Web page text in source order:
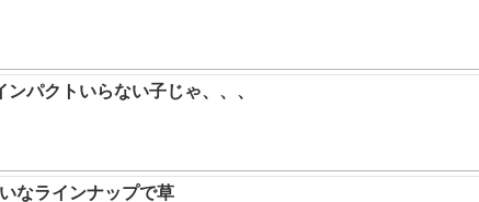
パクトいらない子じゃ、、、
なラインナップで草